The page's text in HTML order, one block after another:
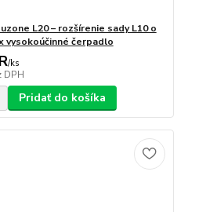
L20 – rozšírenie sady L10 o
vysokoúčinné čerpadlo
/ks
DPH
Pridať do košíka